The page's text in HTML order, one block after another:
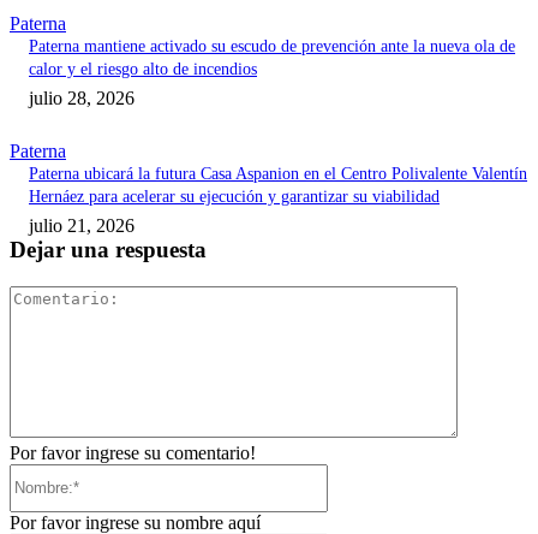
Paterna
Paterna mantiene activado su escudo de prevención ante la nueva ola de
calor y el riesgo alto de incendios
julio 28, 2026
Paterna
Paterna ubicará la futura Casa Aspanion en el Centro Polivalente Valentín
Hernáez para acelerar su ejecución y garantizar su viabilidad
julio 21, 2026
Dejar una respuesta
Por favor ingrese su comentario!
Por favor ingrese su nombre aquí